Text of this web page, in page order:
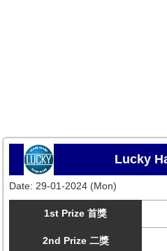
Lucky
Date: 29-01-2024 (Mon)
1st Prize 首獎
2nd Prize 二獎